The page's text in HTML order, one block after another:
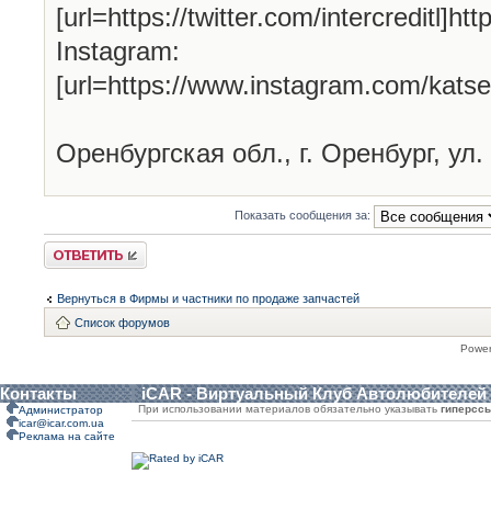
[url=https://twitter.com/
Instagram:
[url=https://www.instagram.com/
Оренбургская обл., г. Оренбург,
Показать сообщения за:
Ответить
Вернуться в Фирмы и частники по продаже запчастей
Список форумов
Контакты iCAR - Виртуальный Клуб Автолюбителей
Администратор
icar@icar.com.ua
Реклама на сайте
При использовании материалов обязательно указывать